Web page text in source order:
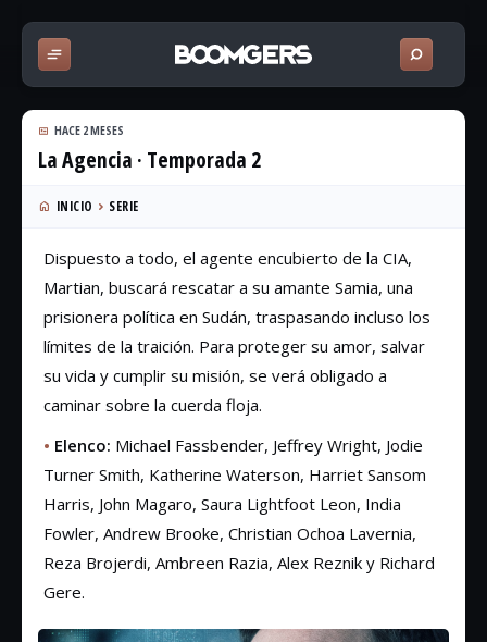
HACE 2 MESES
La Agencia · Temporada 2
INICIO SERIE
Dispuesto a todo, el agente encubierto de la CIA,
Martian, buscará rescatar a su amante Samia, una
prisionera política en Sudán, traspasando incluso los
límites de la traición. Para proteger su amor, salvar
su vida y cumplir su misión, se verá obligado a
caminar sobre la cuerda floja.
• Elenco: Michael Fassbender, Jeffrey Wright, Jodie
Turner Smith, Katherine Waterson, Harriet Sansom
Harris, John Magaro, Saura Lightfoot Leon, India
Fowler, Andrew Brooke, Christian Ochoa Lavernia,
Reza Brojerdi, Ambreen Razia, Alex Reznik y Richard
Gere.